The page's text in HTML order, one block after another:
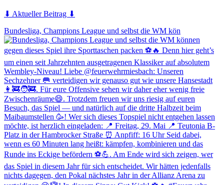
⬇ Aktueller Beitrag ⬇
Bundesliga, Champions League und selbst die WM kön